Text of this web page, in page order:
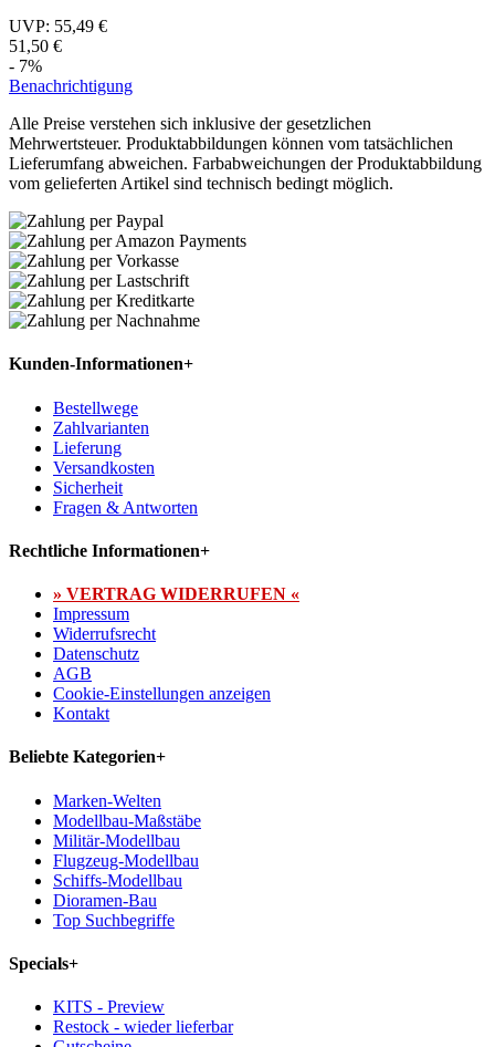
UVP: 55,49 €
51,50 €
- 7%
Benachrichtigung
Alle Preise verstehen sich inklusive der gesetzlichen
Mehrwertsteuer. Produktabbildungen können vom tatsächlichen
Lieferumfang abweichen. Farbabweichungen der Produktabbildung
vom gelieferten Artikel sind technisch bedingt möglich.
Kunden-Informationen+
Bestellwege
Zahlvarianten
Lieferung
Versandkosten
Sicherheit
Fragen & Antworten
Rechtliche Informationen+
» VERTRAG WIDERRUFEN «
Impressum
Widerrufsrecht
Datenschutz
AGB
Cookie-Einstellungen anzeigen
Kontakt
Beliebte Kategorien+
Marken-Welten
Modellbau-Maßstäbe
Militär-Modellbau
Flugzeug-Modellbau
Schiffs-Modellbau
Dioramen-Bau
Top Suchbegriffe
Specials+
KITS - Preview
Restock - wieder lieferbar